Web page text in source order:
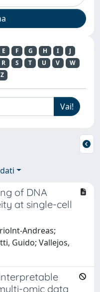
E F G H I
J
R S T U V
W
Z
of DNA
at single-cell
Andreas;
Guido; Vallejos,
omic data